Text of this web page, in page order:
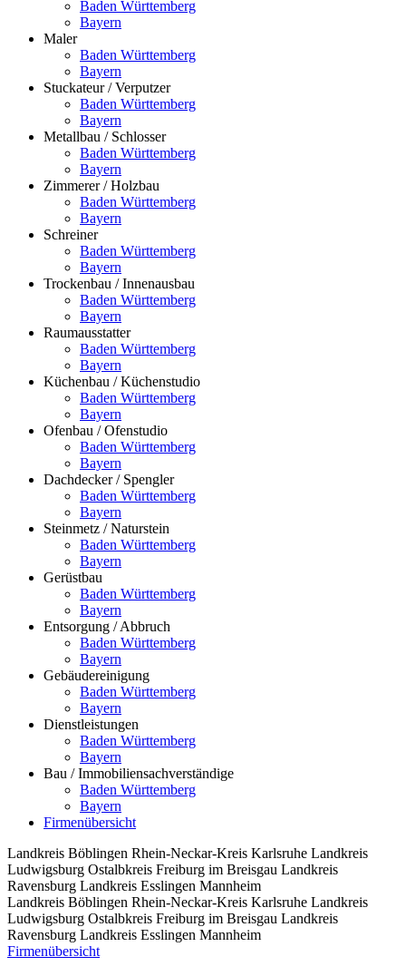
Baden Württemberg
Bayern
Maler
Baden Württemberg
Bayern
Stuckateur / Verputzer
Baden Württemberg
Bayern
Metallbau / Schlosser
Baden Württemberg
Bayern
Zimmerer / Holzbau
Baden Württemberg
Bayern
Schreiner
Baden Württemberg
Bayern
Trockenbau / Innenausbau
Baden Württemberg
Bayern
Raumausstatter
Baden Württemberg
Bayern
Küchenbau / Küchenstudio
Baden Württemberg
Bayern
Ofenbau / Ofenstudio
Baden Württemberg
Bayern
Dachdecker / Spengler
Baden Württemberg
Bayern
Steinmetz / Naturstein
Baden Württemberg
Bayern
Gerüstbau
Baden Württemberg
Bayern
Entsorgung / Abbruch
Baden Württemberg
Bayern
Gebäudereinigung
Baden Württemberg
Bayern
Dienstleistungen
Baden Württemberg
Bayern
Bau / Immobiliensachverständige
Baden Württemberg
Bayern
Firmenübersicht
Landkreis Böblingen Rhein-Neckar-Kreis Karlsruhe Landkreis
Ludwigsburg Ostalbkreis Freiburg im Breisgau Landkreis
Ravensburg Landkreis Esslingen Mannheim
Landkreis Böblingen Rhein-Neckar-Kreis Karlsruhe Landkreis
Ludwigsburg Ostalbkreis Freiburg im Breisgau Landkreis
Ravensburg Landkreis Esslingen Mannheim
Firmenübersicht